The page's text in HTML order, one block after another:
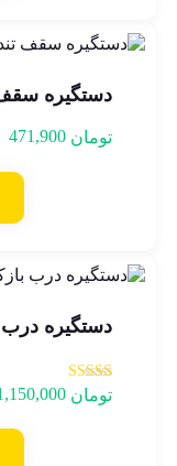
دستگیره سقف
تومان
دستگیره
امتیاز
5.00
تومان